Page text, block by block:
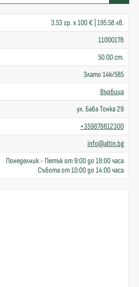
3.53 гр. x 100 € | 195.58 лв.
11000178
50.00 cm.
Злато 14к/585
Върбица
ул. Баба Тонка 29
+359878812300
info@altin.bg
Понеделник - Петък от 9:00 до 18:00 часа
Събота от 10:00 до 14:00 часа